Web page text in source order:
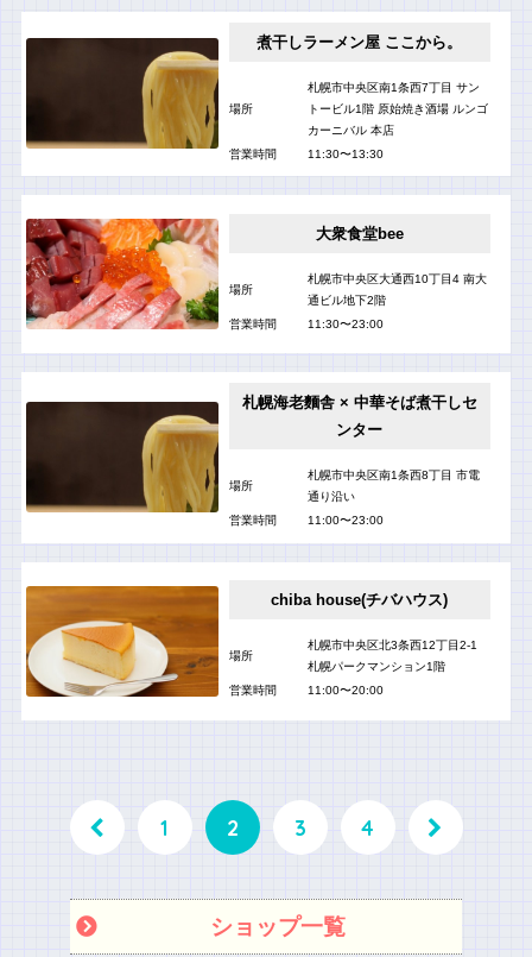
煮干しラーメン屋 ここから。
場所
札幌市中央区南1条西7丁目 サン
トービル1階 原始焼き酒場 ルンゴ
カーニバル 本店
営業時間
11:30〜13:30
大衆食堂bee
場所
札幌市中央区大通西10丁目4 南大
通ビル地下2階
営業時間
11:30〜23:00
札幌海老麵舎 × 中華そば煮干しセ
ンター
場所
札幌市中央区南1条西8丁目 市電
通り沿い
営業時間
11:00〜23:00
chiba house(チバハウス)
場所
札幌市中央区北3条西12丁目2-1
札幌パークマンション1階
営業時間
11:00〜20:00
1 2 3 4
ショップ一覧